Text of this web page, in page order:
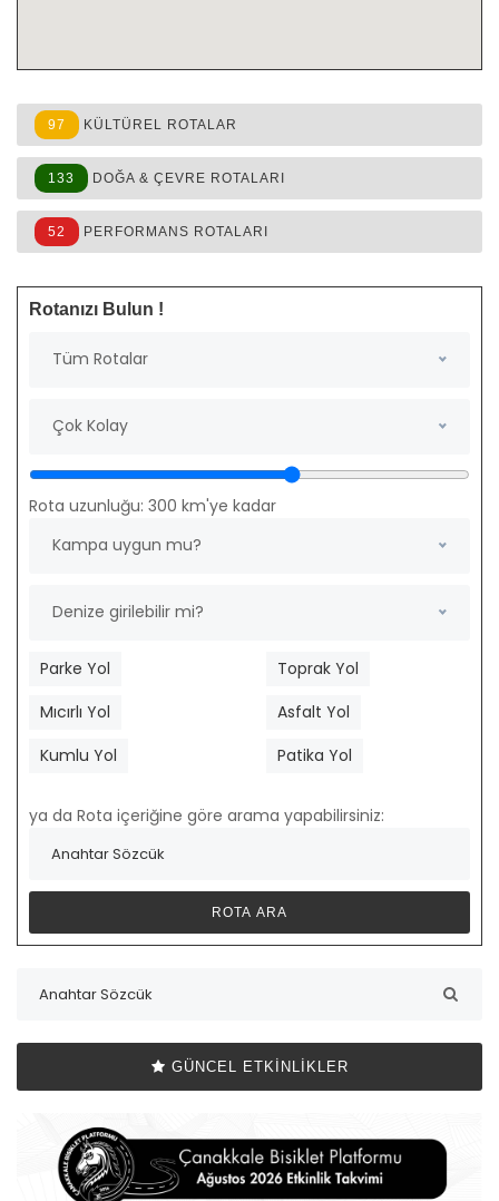
97 KÜLTÜREL ROTALAR
133 DOĞA & ÇEVRE ROTALARI
52 PERFORMANS ROTALARI
Rotanızı Bulun !
Tüm Rotalar
Çok Kolay
Rota uzunluğu: 300 km'ye kadar
Kampa uygun mu?
Denize girilebilir mi?
Parke Yol
Toprak Yol
Mıcırlı Yol
Asfalt Yol
Kumlu Yol
Patika Yol
ya da Rota içeriğine göre arama yapabilirsiniz:
GÜNCEL ETKINLIKLER